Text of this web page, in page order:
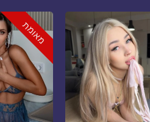
מאומת